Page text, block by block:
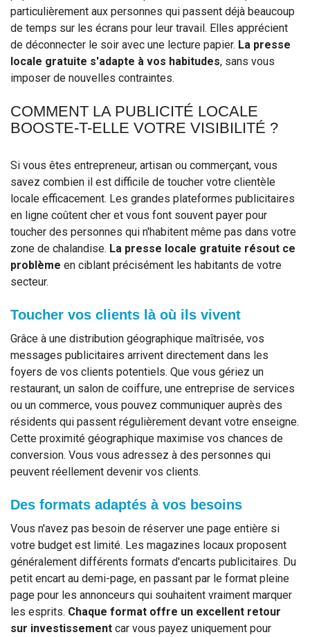
particulièrement aux personnes qui passent déjà beaucoup
de temps sur les écrans pour leur travail. Elles apprécient
de déconnecter le soir avec une lecture papier. La presse
locale gratuite s'adapte à vos habitudes, sans vous
imposer de nouvelles contraintes.
COMMENT LA PUBLICITÉ LOCALE
BOOSTE-T-ELLE VOTRE VISIBILITÉ ?
Si vous êtes entrepreneur, artisan ou commerçant, vous
savez combien il est difficile de toucher votre clientèle
locale efficacement. Les grandes plateformes publicitaires
en ligne coûtent cher et vous font souvent payer pour
toucher des personnes qui n'habitent même pas dans votre
zone de chalandise. La presse locale gratuite résout ce
problème en ciblant précisément les habitants de votre
secteur.
Toucher vos clients là où ils vivent
Grâce à une distribution géographique maîtrisée, vos
messages publicitaires arrivent directement dans les
foyers de vos clients potentiels. Que vous gériez un
restaurant, un salon de coiffure, une entreprise de services
ou un commerce, vous pouvez communiquer auprès des
résidents qui passent régulièrement devant votre enseigne.
Cette proximité géographique maximise vos chances de
conversion. Vous vous adressez à des personnes qui
peuvent réellement devenir vos clients.
Des formats adaptés à vos besoins
Vous n'avez pas besoin de réserver une page entière si
votre budget est limité. Les magazines locaux proposent
généralement différents formats d'encarts publicitaires. Du
petit encart au demi-page, en passant par le format pleine
page pour les annonceurs qui souhaitent vraiment marquer
les esprits. Chaque format offre un excellent retour
sur investissement car vous payez uniquement pour